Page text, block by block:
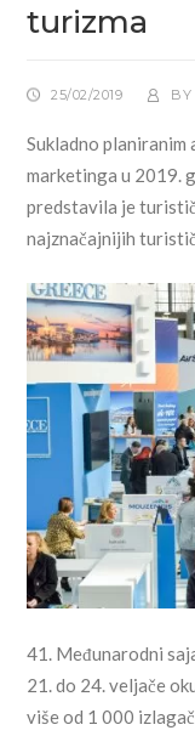
turizma
25/02/2019 BY
Sukladno
marketinga u 2019.
predstavila je
najznačajnijih
41. Međunarodni
21. do 24. veljače
više od 1 000